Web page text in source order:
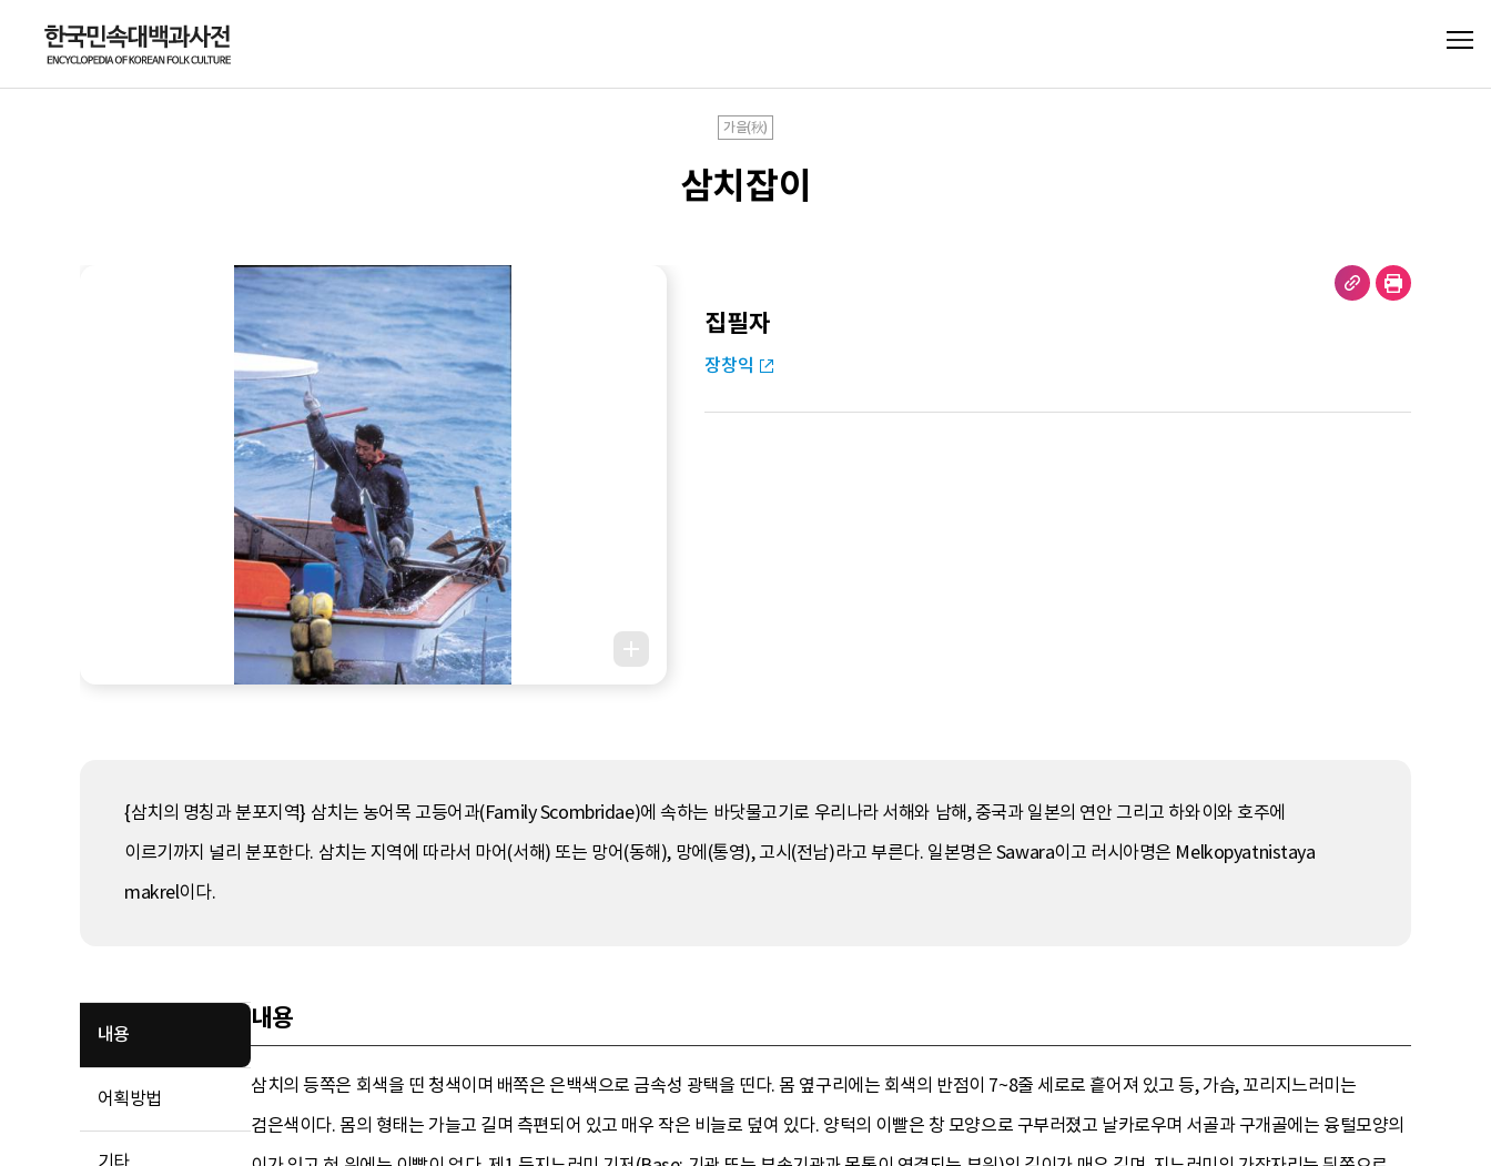
가을(秋)
삼치잡이
집필자
장창익
{삼치의 명칭과 분포지역} 삼치는 농어목 고등어과(Family Scombridae)에 속하는 바닷물고기로 우리나라 서해와 남해, 중국과 일본의 연안 그리고 하와이와 호주에
이르기까지 널리 분포한다. 삼치는 지역에 따라서 마어(서해) 또는 망어(동해), 망에(통영), 고시(전남)라고 부른다. 일본명은 Sawara이고 러시아명은 Melkopyatnistaya
makrel이다.
내용
어획방법
내용
삼치의 등쪽은 회색을 띤 청색이며 배쪽은 은백색으로 금속성 광택을 띤다. 몸 옆구리에는 회색의 반점이 7~8줄 세로로 흩어져 있고 등, 가슴, 꼬리지느러미는
검은색이다. 몸의 형태는 가늘고 길며 측편되어 있고 매우 작은 비늘로 덮여 있다. 양턱의 이빨은 창 모양으로 구부러졌고 날카로우며 서골과 구개골에는 융털모양의